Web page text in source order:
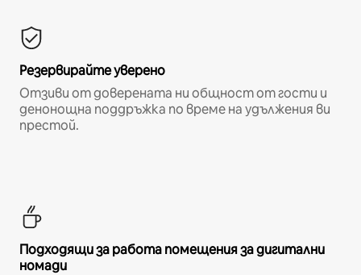
Резервирайте уверено
Отзиви от доверената ни общност от гости и
денонощна поддръжка по време на удължения ви
престой.
Подходящи за работа помещения за дигитални
номади